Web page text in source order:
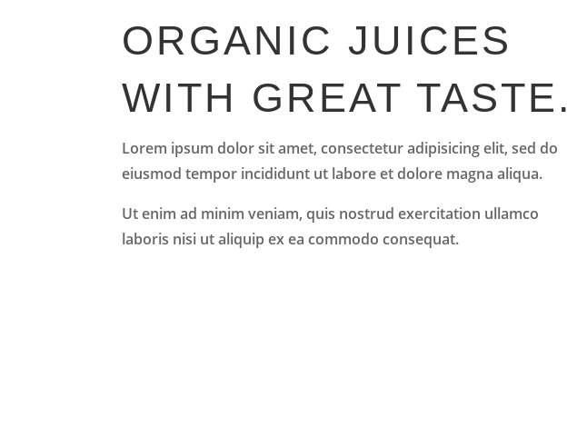
ORGANIC JUICES
WITH GREAT TASTE.
Lorem ipsum dolor sit amet, consectetur adipisicing elit, sed do
eiusmod tempor incididunt ut labore et dolore magna aliqua.
Ut enim ad minim veniam, quis nostrud exercitation ullamco
laboris nisi ut aliquip ex ea commodo consequat.